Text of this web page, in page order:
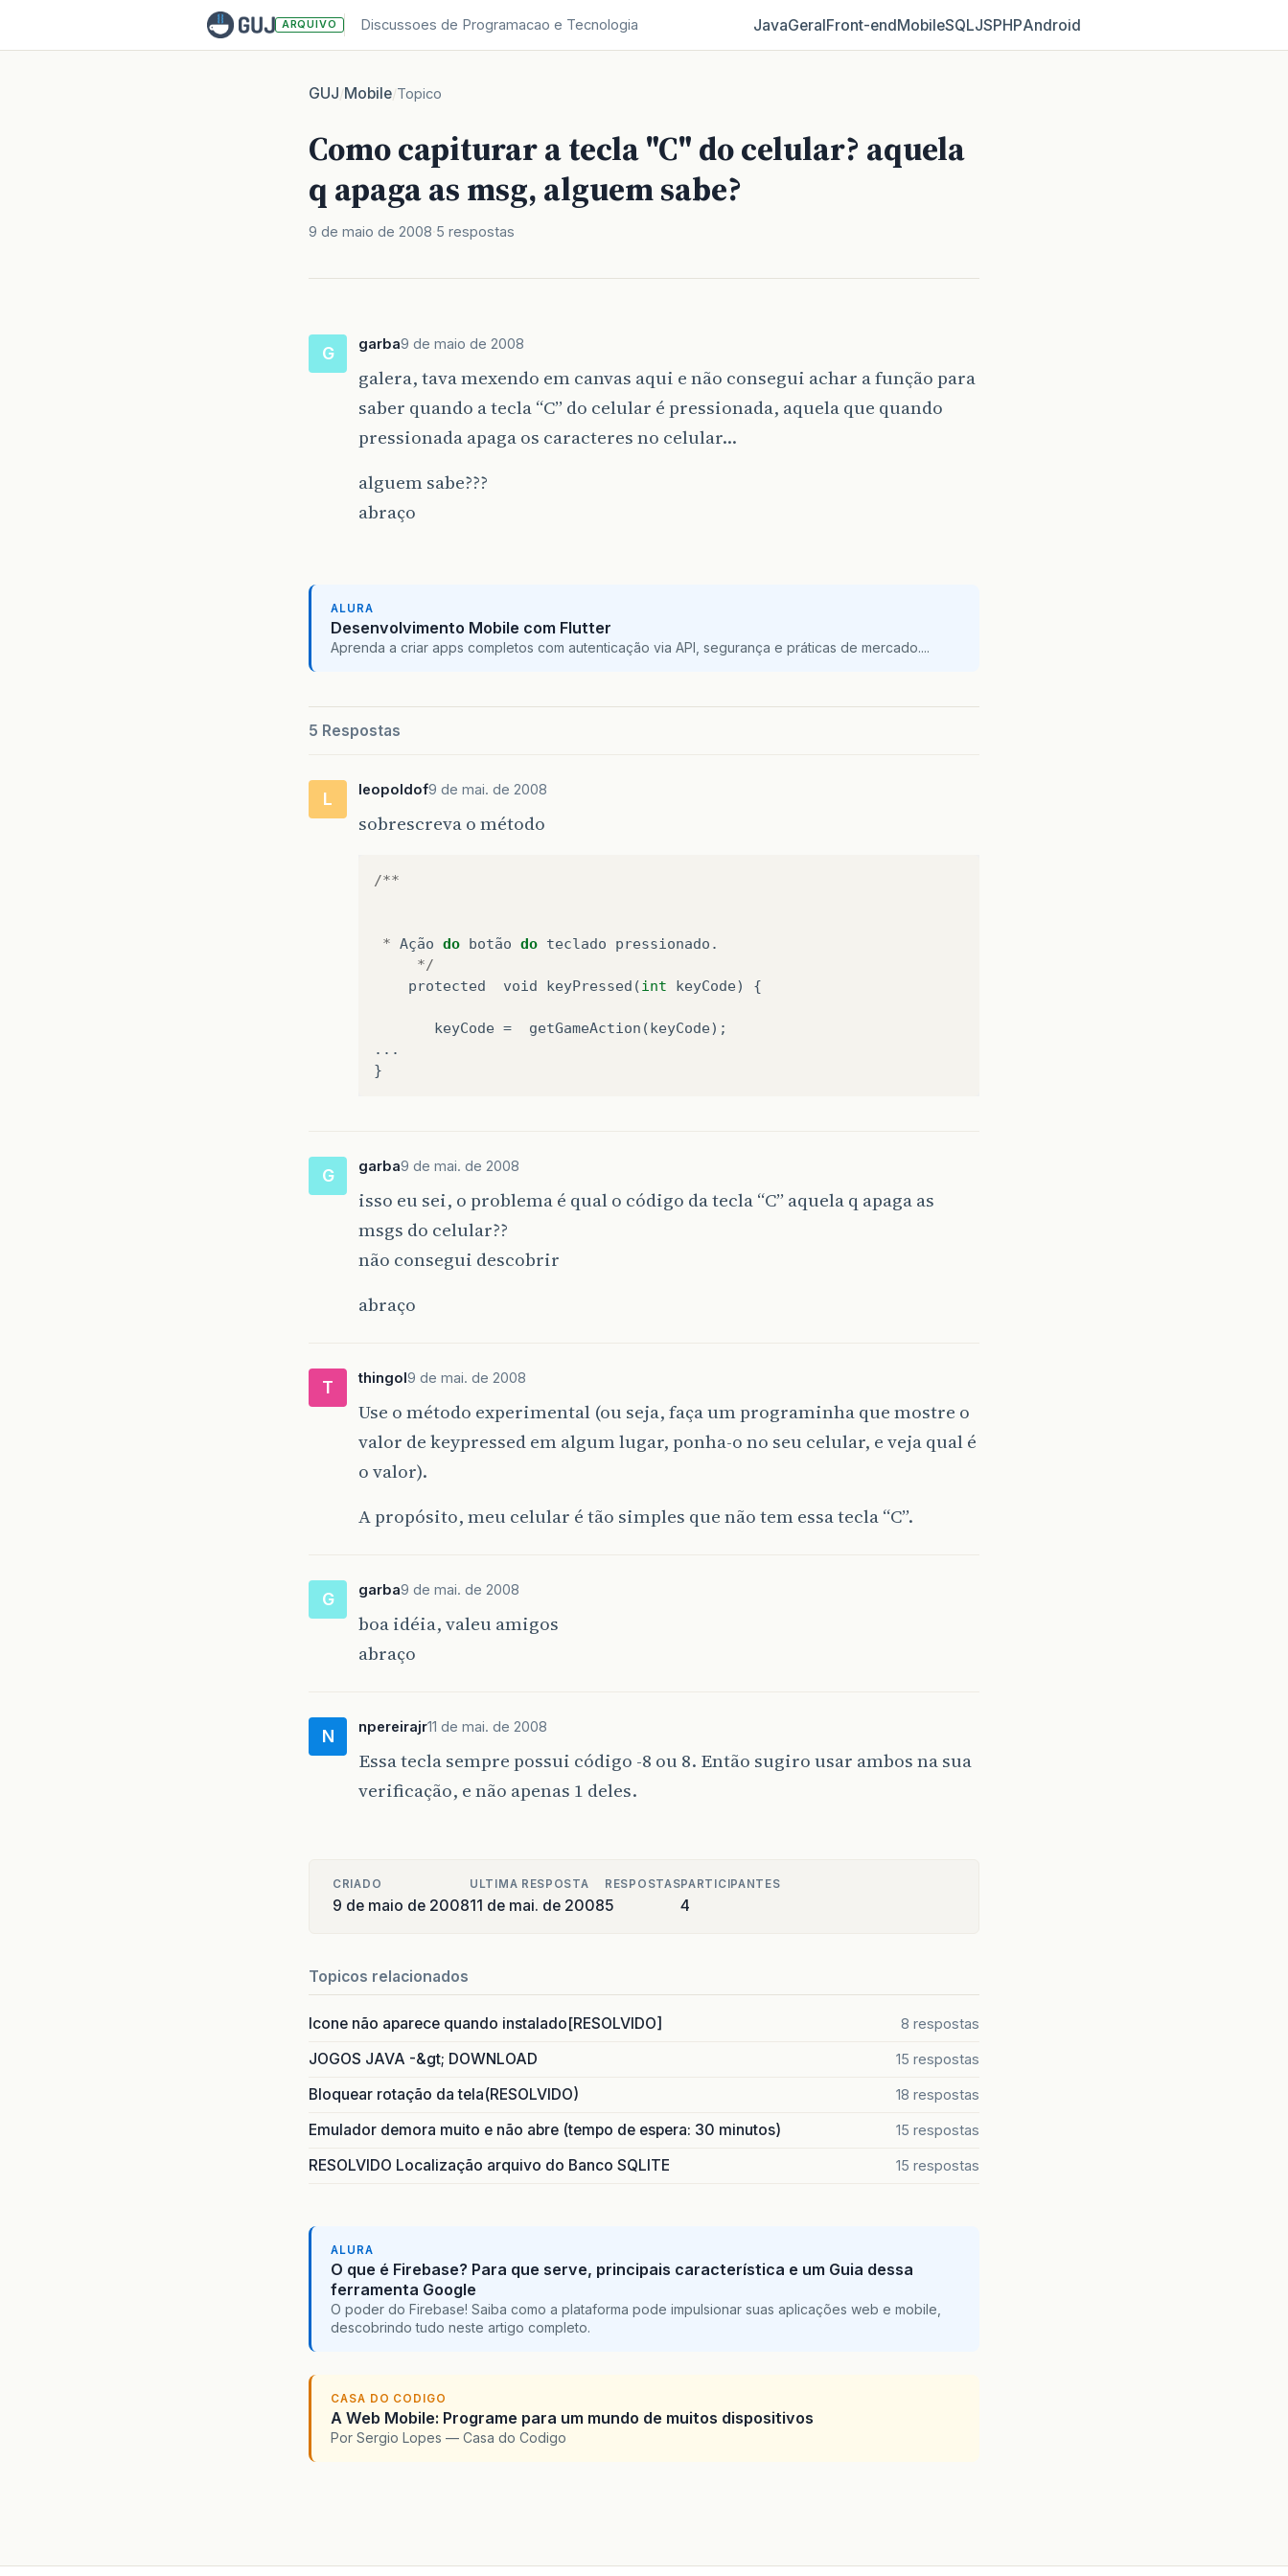
ARQUIVO Discussoes de Programacao e Tecnologia JavaGeralFront‑endMobileSQLJSPHPAndroid
GUJ/Mobile/Topico
Como capiturar a tecla "C" do celular? aquela
q apaga as msg, alguem sabe?
9 de maio de 2008 5 respostas
G garba9 de maio de 2008
galera, tava mexendo em canvas aqui e não consegui achar a função para
saber quando a tecla “C” do celular é pressionada, aquela que quando
pressionada apaga os caracteres no celular…
alguem sabe???
abraço
ALURA
Desenvolvimento Mobile com Flutter
Aprenda a criar apps completos com autenticação via API, segurança e práticas de mercado....
5 Respostas
L leopoldof9 de mai. de 2008
sobrescreva o método
/**
* Ação do botão do teclado pressionado .
*/
protected
void keyPressed (int keyCode) {
keyCode = getGameAction (keyCode);
...
}
G garba9 de mai. de 2008
isso eu sei, o problema é qual o código da tecla “C” aquela q apaga as
msgs do celular??
não consegui descobrir
abraço
T thingol9 de mai. de 2008
Use o método experimental (ou seja, faça um programinha que mostre o
valor de keypressed em algum lugar, ponha-o no seu celular, e veja qual é
o valor).
A propósito, meu celular é tão simples que não tem essa tecla “C”.
G garba9 de mai. de 2008
boa idéia, valeu amigos
abraço
N npereirajr11 de mai. de 2008
Essa tecla sempre possui código -8 ou 8. Então sugiro usar ambos na sua
verificação, e não apenas 1 deles.
CRIADO
9 de maio de 2008
ULTIMA RESPOSTA
11 de mai. de 2008
RESPOSTAS
5
PARTICIPANTES
4
Topicos relacionados
Icone não aparece quando instalado[RESOLVIDO] 8 respostas
JOGOS JAVA -&gt; DOWNLOAD 15 respostas
Bloquear rotação da tela(RESOLVIDO) 18 respostas
Emulador demora muito e não abre (tempo de espera: 30 minutos) 15 respostas
RESOLVIDO Localização arquivo do Banco SQLITE 15 respostas
ALURA
O que é Firebase? Para que serve, principais característica e um Guia dessa
ferramenta Google
O poder do Firebase! Saiba como a plataforma pode impulsionar suas aplicações web e mobile,
descobrindo tudo neste artigo completo.
CASA DO CODIGO
A Web Mobile: Programe para um mundo de muitos dispositivos
Por Sergio Lopes — Casa do Codigo